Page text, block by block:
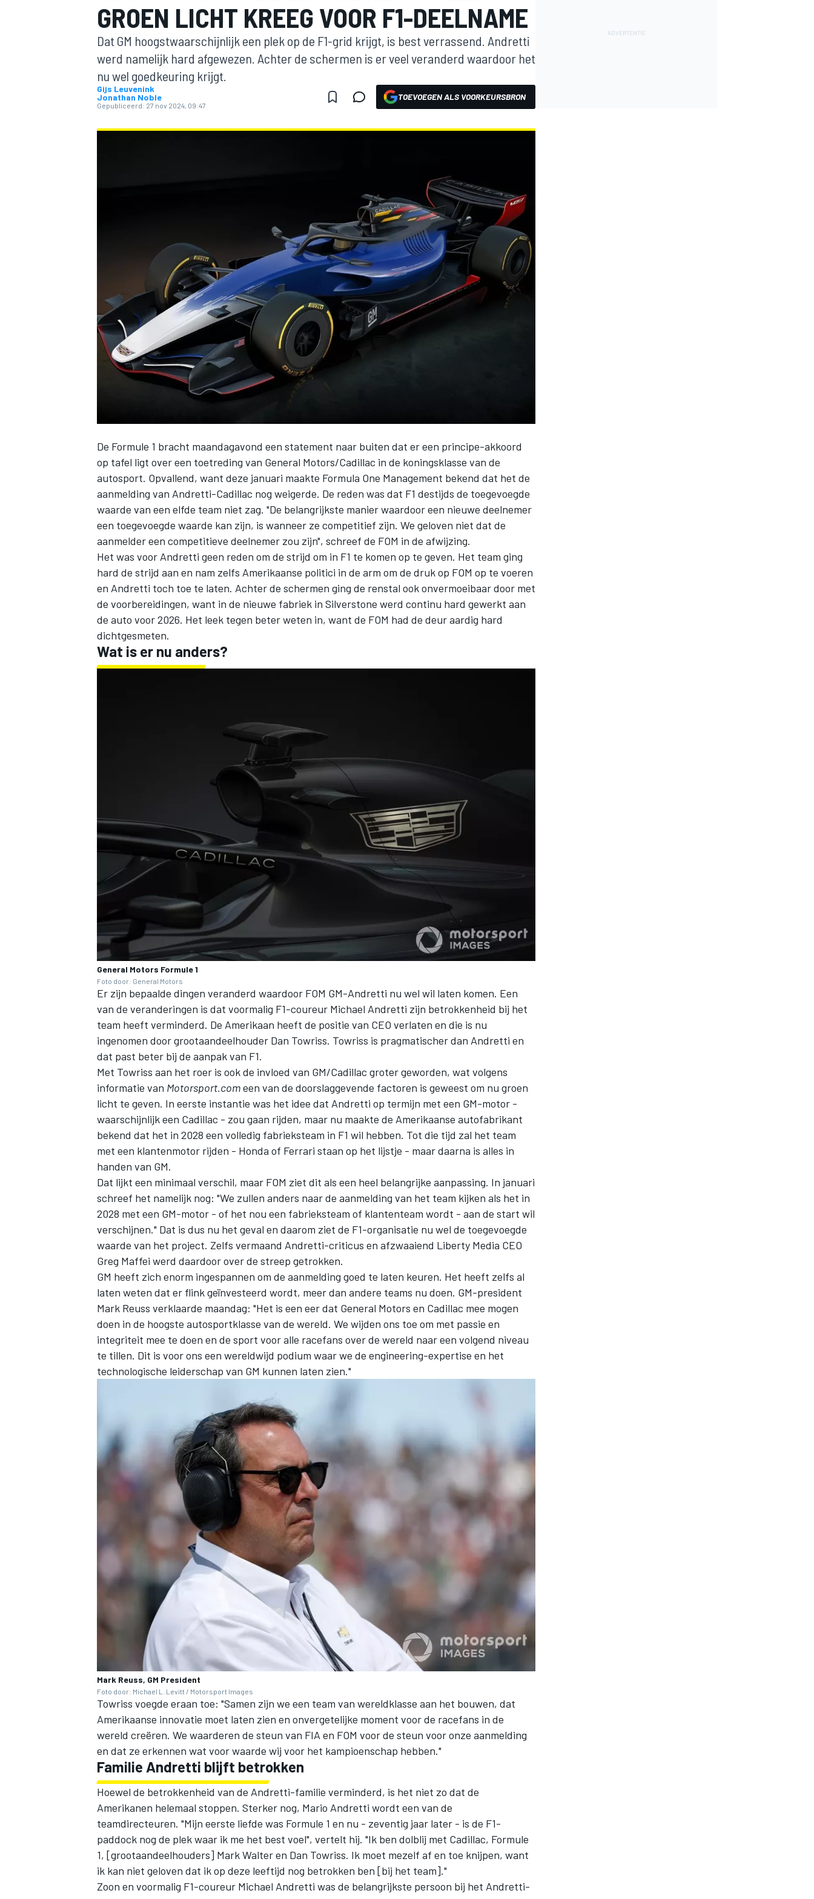
MOTOGP
INDYCAR
WEC DTM
MEER RACEKLASSEN
GROEN LICHT KREEG VOOR F1-DEELNAME
Dat GM hoogstwaarschijnlijk een plek op de F1-grid krijgt, is best verrassend. Andretti
werd namelijk hard afgewezen. Achter de schermen is er veel veranderd waardoor het
nu wel goedkeuring krijgt.
Gijs Leuvenink
Jonathan Noble
Gepubliceerd: 27 nov 2024, 09:47
TOEVOEGEN ALS VOORKEURSBRON
De Formule 1 bracht maandagavond een statement naar buiten dat er een principe-akkoord
op tafel ligt overeen toetreding van General Motors/Cadillac in de koningsklasse van de
autosport. Opvallend, want deze januari maakte Formula One Management bekend dat het de
aanmelding van Andretti-Cadillac nog weigerde. De reden was dat F1 destijds de toegevoegde
waarde van een elfde team niet zag. "De belangrijkste manier waardoor een nieuwe deelnemer
een toegevoegde waarde kan zijn, is wanneer ze competitief zijn. We geloven niet dat de
aanmelder een competitieve deelnemer zou zijn", schreef de FOM in de afwijzing.
Het was voor Andretti geen reden om de strijd om in F1 te komen op te geven. Het team ging
hard de strijd aan en nam zelfs Amerikaanse politici in de arm om de druk op FOM op te voeren
en Andretti toch toe te laten. Achter de schermen ging de renstal ook onvermoeibaar door met
de voorbereidingen, want in de nieuwe fabriek in Silverstone werd continu hard gewerkt aan
de auto voor 2026. Het leek tegen beter weten in, want de FOM had de deur aardig hard
dichtgesmeten.
Wat is er nu anders?
General Motors Formule 1
Foto door: General Motors
Er zijn bepaalde dingen veranderd waardoor FOM GM-Andretti nu wel wil laten komen. Een
van de veranderingen is dat voormalig F1-coureur Michael Andretti zijn betrokkenheid bij het
team heeft verminderd. De Amerikaan heeft de positie van CEO verlaten en die is nu
ingenomen door grootaandeelhouder Dan Towriss. Towriss is pragmatischer dan Andretti en
dat past beter bij de aanpak van F1.
Met Towriss aan het roer is ook de invloed van GM/Cadillac groter geworden, wat volgens
informatie van Motorsport.comeen van de doorslaggevende factoren is geweest om nu groen
licht te geven. In eerste instantie was het idee dat Andretti op termijn met een GM-motor -
waarschijnlijk een Cadillac - zou gaan rijden, maar nu maakte de Amerikaanse autofabrikant
bekend dat het in 2028 een volledig fabrieksteam in F1 wil hebben. Tot die tijd zal het team
met een klantenmotor rijden - Honda of Ferrari staan op het lijstje - maar daarna is alles in
handen van GM.
Dat lijkt een minimaal verschil, maar FOM ziet dit als een heel belangrijke aanpassing. In januari
schreef het namelijk nog: "We zullen anders naar de aanmelding van het team kijken als het in
2028 met een GM-motor - of het nou een fabrieksteam of klantenteam wordt - aan de start wil
verschijnen." Dat is dus nu het geval en daarom ziet de F1-organisatie nu wel de toegevoegde
waarde van het project. Zelfs vermaand Andretti-criticus en afzwaaiend Liberty Media CEO
Greg Maffei werd daardoor over de streep getrokken.
GM heeft zich enorm ingespannen om de aanmelding goed te laten keuren. Het heeft zelfs al
laten weten dat er flink geïnvesteerd wordt, meer dan andere teams nu doen. GM-president
Mark Reuss verklaarde maandag: "Het is een eer dat General Motors en Cadillac mee mogen
doen in de hoogste autosportklasse van de wereld. We wijden ons toe om met passie en
integriteit mee te doen en de sport voor alle racefans over de wereld naar een volgend niveau
te tillen. Dit is voor ons een wereldwijd podium waar we de engineering-expertise en het
technologische leiderschap van GM kunnen laten zien."
Mark Reuss, GM President
Foto door: Michael L. Levitt / Motorsport Images
Towriss voegde eraan toe: "Samen zijn we een team van wereldklasse aan het bouwen, dat
Amerikaanse innovatie moet laten zien en onvergetelijke moment voor de racefans in de
wereld creëren. We waarderen de steun van FIA en FOM voor de steun voor onze aanmelding
en dat ze erkennen wat voor waarde wij voor het kampioenschap hebben."
Familie Andretti blijft betrokken
Hoewel de betrokkenheid van de Andretti-familie verminderd, is het niet zo dat de
Amerikanen helemaal stoppen. Sterker nog, Mario Andretti wordt een van de
teamdirecteuren. "Mijn eerste liefde was Formule 1 en nu - zeventig jaar later - is de F1-
paddock nog de plek waar ik me het best voel", vertelt hij. "Ik ben dolblij met Cadillac, Formule
1, [grootaandeelhouders] Mark Walter en Dan Towriss. Ik moet mezelf af en toe knijpen, want
ik kan niet geloven dat ik op deze leeftijd nog betrokken ben [bij het team]."
Zoon en voormalig F1-coureur Michael Andretti was de belangrijkste persoon bij het Andretti-